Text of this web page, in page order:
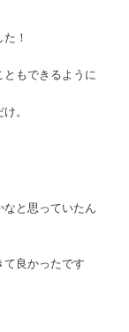
！
もできるように
。
と思っていたん
良かったです